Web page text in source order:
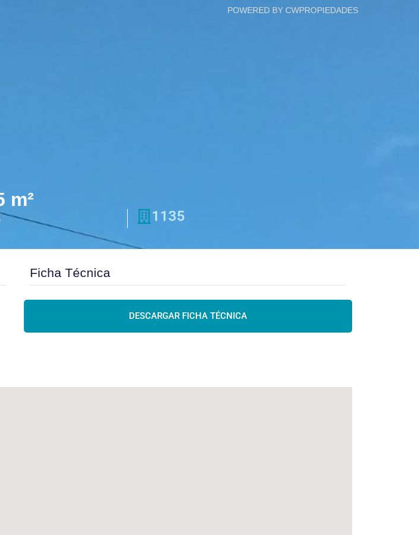
POWERED BY CWPROPIEDADES
m²
1135
Ficha Técnica
DESCARGAR FICHA TÉCNICA